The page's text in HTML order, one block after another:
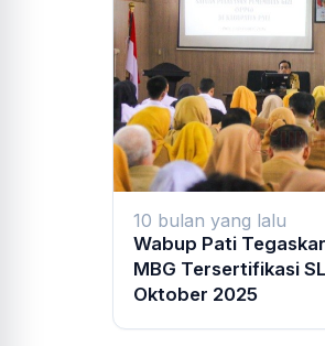
10 bulan yang lalu
Wabup Pati
MBG Tersertifikasi
Oktober 2025